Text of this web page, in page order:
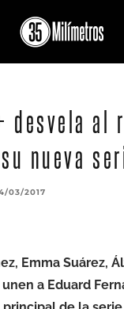
desvela al
su nueva
03/2017
Emma Suárez,
a Eduard